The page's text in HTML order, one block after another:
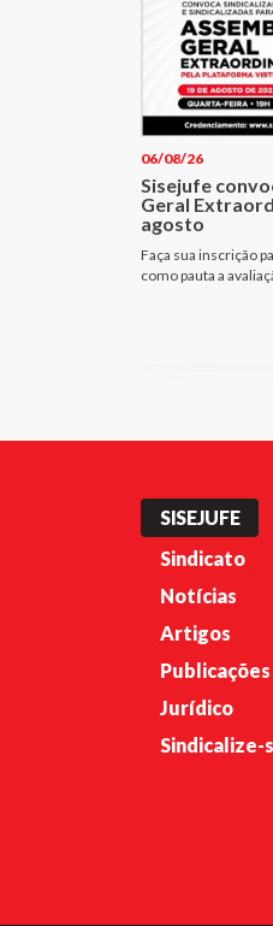
06/08/26
Sisejufe
Geral
agosto
Faça sua inscrição
como pauta a
SISEJUFE
Sindicato
Notícias
Artigos
Publicações
Jurídico
Sindicalize-